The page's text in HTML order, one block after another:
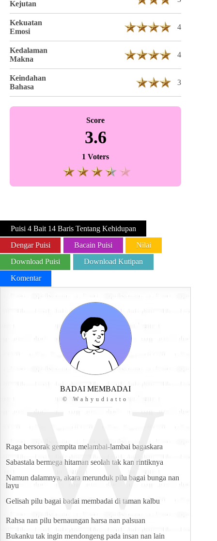
Kejutan
Kekuatan
Emosi
4
Kedalaman
Makna
4
Keindahan
Bahasa
3
Score
3.6
1 Voters
Puisi 4 Bait 14 Baris Tentang Kehidupan
Dengar Puisi Bacain Puisi Nilai
Download Puisi Download Kutipan
Komentar
W
BADAI MEMBADAI
© Wahyudiatto
Raga bersorak gempita melambai-lambai bagaskara
Sabastala bermega hitaman seolah tak kan rintiknya
Namun dalamnya, akara merunduk pilu bagai bunga nan
layu
Gelisah pilu bagai badai membadai di taman kalbu
Rahsa nan pilu bernaungan harsa nan palsuan
Bukanku tak ingin mendongeng pada insan nan lain